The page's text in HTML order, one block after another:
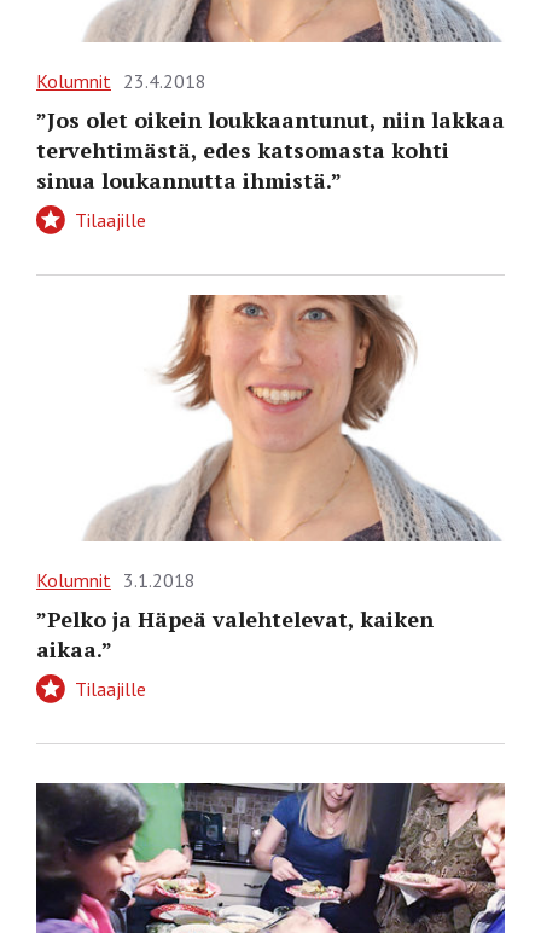
Kolumnit 23.4.2018
”Jos olet oikein loukkaantunut, niin lakkaa
tervehtimästä, edes katsomasta kohti
sinua loukannutta ihmistä.”
Tilaajille
Kolumnit 3.1.2018
”Pelko ja Häpeä valehtelevat, kaiken
aikaa.”
Tilaajille